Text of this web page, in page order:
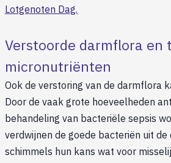
Lotgenoten Dag.
Verstoorde darmflora en
micronutriënten
Ook de verstoring van de darmflora
Door de vaak grote hoeveelheden
behandeling van bacteriële sepsis
verdwijnen de goede bacteriën uit de
schimmels hun kans wat voor